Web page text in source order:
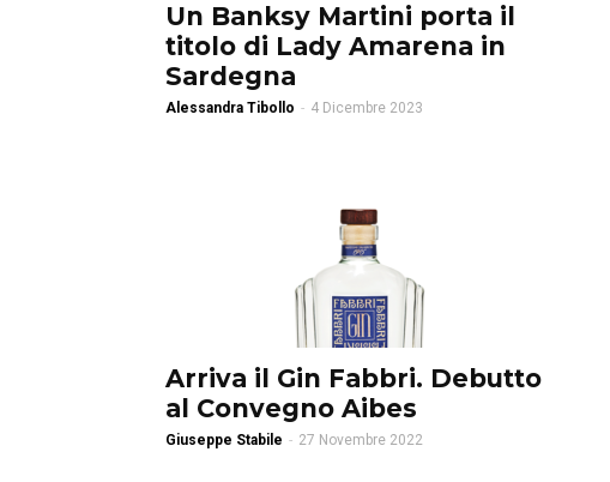
Un Banksy Martini porta il
titolo di Lady Amarena in
Sardegna
Alessandra Tibollo - 4 Dicembre 2023
Arriva il Gin Fabbri. Debutto
al Convegno Aibes
Giuseppe Stabile - 27 Novembre 2022